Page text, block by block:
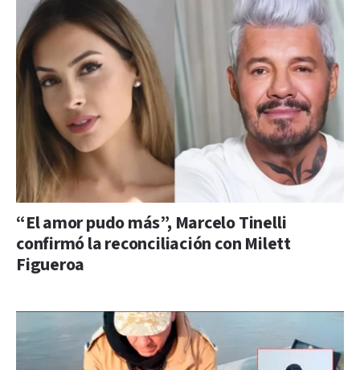
“El amor pudo más”, Marcelo Tinelli
confirmó la reconciliación con Milett
Figueroa